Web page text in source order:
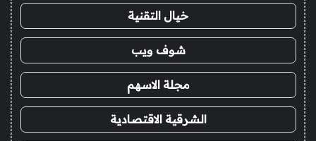
خيال التقنية
شوف ويب
مجلة الاسهم
الشرقية الاقتصادية